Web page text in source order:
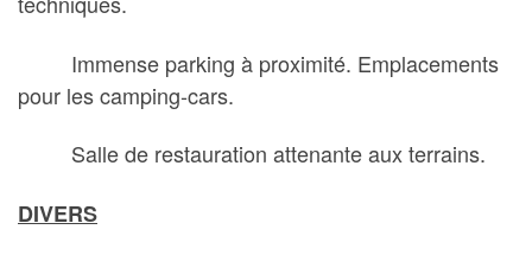
Immense parking à proximité. Emplacements
pour les camping-cars.
Salle de restauration attenante aux terrains.
DIVERS